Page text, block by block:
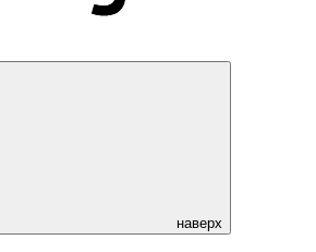
наверх